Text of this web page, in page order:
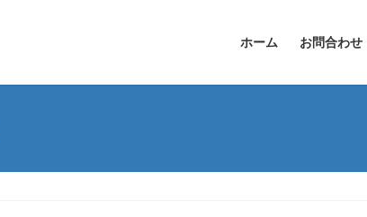
ホーム お問合わせ